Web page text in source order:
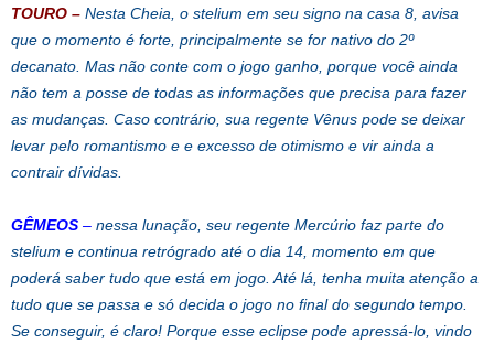
TOURO – Nesta Cheia, o stelium em seu signo na casa 8, avisa
que o momento é forte, principalmente se for nativo do 2º
decanato. Mas não conte com o jogo ganho, porque você ainda
não tem a posse de todas as informações que precisa para fazer
as mudanças. Caso contrário, sua regente Vênus pode se deixar
levar pelo romantismo e e excesso de otimismo e vir ainda a
contrair dívidas.
GÊMEOS – nessa lunação, seu regente Mercúrio faz parte do
stelium e continua retrógrado até o dia 14, momento em que
poderá saber tudo que está em jogo. Até lá, tenha muita atenção a
tudo que se passa e só decida o jogo no final do segundo tempo.
Se conseguir, é claro! Porque esse eclipse pode apressá-lo, vindo